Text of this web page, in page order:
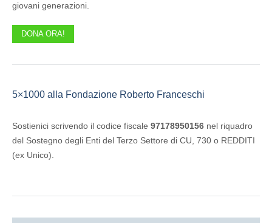
giovani generazioni.
DONA ORA!
5×1000 alla Fondazione Roberto Franceschi
Sostienici scrivendo il codice fiscale 97178950156 nel riquadro
del Sostegno degli Enti del Terzo Settore di CU, 730 o REDDITI
(ex Unico).